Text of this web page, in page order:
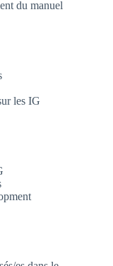
du manuel
les IG